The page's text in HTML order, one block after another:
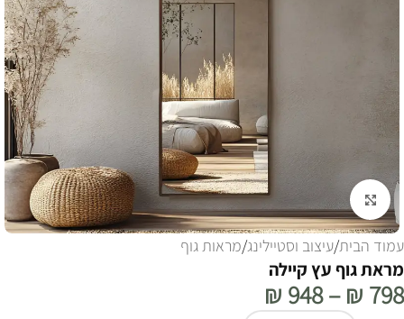
לחצו להגדלה
עמוד הבית/עיצוב וסטיילינג/מראות גוף
מראת גוף עץ קיילה
₪ 798
–
₪ 948